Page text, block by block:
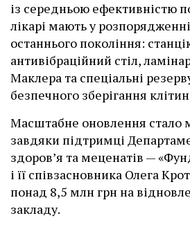
із середньою ефективністю
лікарі мають у
останнього покоління:
антивібраційний стіл,
Маклера та спеціальні
безпечного зберігання
Масштабне оновлення
завдяки підтримці
здоров’я та меценатів —
і її співзасновника Олега
понад 8,5 млн грн на
закладу.